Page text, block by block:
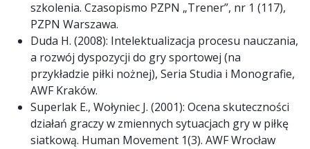
szkolenia. Czasopismo PZPN „Trener”, nr 1 (117),
PZPN Warszawa.
Duda H. (2008): Intelektualizacja procesu nauczania,
a rozwój dyspozycji do gry sportowej (na
przykładzie piłki nożnej), Seria Studia i Monografie,
AWF Kraków.
Superlak E., Wołyniec J. (2001): Ocena skuteczności
działań graczy w zmiennych sytuacjach gry w piłkę
siatkową. Human Movement 1(3). AWF Wrocław